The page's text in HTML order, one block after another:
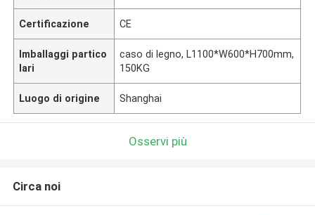
Certificazione CE
Imballaggi partico
lari
caso di legno, L1100*W600*H700mm,
150KG
Luogo di origine Shanghai
Osservi più
Circa noi